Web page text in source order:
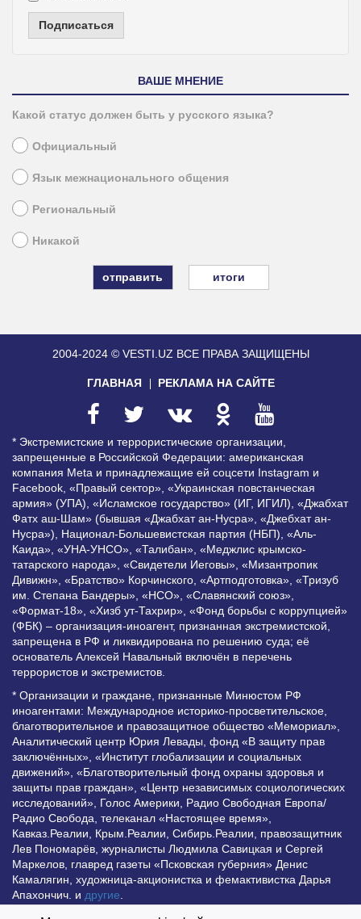
Подписаться
ВАШЕ МНЕНИЕ
Какой статус должен быть у русского языка?
Официальный
Язык межнационального общения
Региональный
Никакой
итоги
2004-2024 © VESTI.UZ ВСЕ ПРАВА ЗАЩИЩЕНЫ
ГЛАВНАЯ РЕКЛАМА НА САЙТЕ
* Экстремистские и террористические организации,
запрещенные в Российской Федерации: американская
компания Meta и принадлежащие ей соцсети Instagram и
Facebook, «Правый сектор», «Украинская повстанческая
армия» (УПА), «Исламское государство» (ИГ, ИГИЛ), «Джабхат
Фатх аш-Шам» (бывшая «Джабхат ан-Нусра», «Джебхат ан-
Нусра»), Национал-Большевистская партия (НБП), «Аль-
Каида», «УНА-УНСО», «Талибан», «Меджлис крымско-
татарского народа», «Свидетели Иеговы», «Мизантропик
Дивижн», «Братство» Корчинского, «Артподготовка», «Тризуб
им. Степана Бандеры», «НСО», «Славянский союз»,
«Формат-18», «Хизб ут-Тахрир», «Фонд борьбы с коррупцией»
(ФБК) – организация-иноагент, признанная экстремистской,
запрещена в РФ и ликвидирована по решению суда; её
основатель Алексей Навальный включён в перечень
террористов и экстремистов.
* Организации и граждане, признанные Минюстом РФ
иноагентами: Международное историко-просветительское,
благотворительное и правозащитное общество «Мемориал»,
Аналитический центр Юрия Левады, фонд «В защиту прав
заключённых», «Институт глобализации и социальных
движений», «Благотворительный фонд охраны здоровья и
защиты прав граждан», «Центр независимых социологических
исследований», Голос Америки, Радио Свободная Европа/
Радио Свобода, телеканал «Настоящее время»,
Кавказ.Реалии, Крым.Реалии, Сибирь.Реалии, правозащитник
Лев Пономарёв, журналисты Людмила Савицкая и Сергей
Маркелов, главред газеты «Псковская губерния» Денис
Камалягин, художница-акционистка и фемактивистка Дарья
Апахончич. и другие